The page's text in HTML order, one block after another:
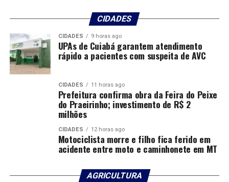
de tudo.
A grande verdade é que o poder está em nossas mãos
para desafiar a cultura da desinformação e promover
uma sociedade fundamentada na verdade e na
integridade.
Cultivar o pensamento crítico não é apenas uma
habilidade; é um ato de resistência contra a maré de
falsidade e engano que ameaça nosso mundo. Que
possamos abraçar essa responsabilidade com seriedade e
compromisso, guiados pela convicção de que a verdade,
o qual podemos construir um futuro digno.
CIDADES
CIDADES 9 horas ago
UPAs de Cuiabá garantem atendimento
rápido a pacientes com suspeita de AVC
CIDADES 11 horas ago
Prefeitura confirma obra da Feira do Peixe
do Praeirinho; investimento de R$ 2
milhões
CIDADES 12 horas ago
Motociclista morre e filho fica ferido em
acidente entre moto e caminhonete em MT
AGRICULTURA